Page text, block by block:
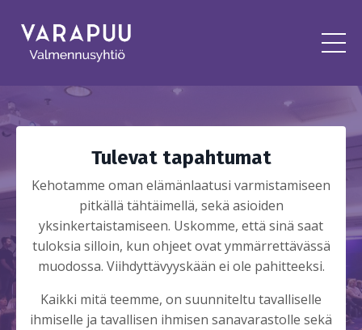
Tulevat tapahtumat
Kehotamme oman elämänlaatusi varmistamiseen
pitkällä tähtäimellä, sekä asioiden
yksinkertaistamiseen. Uskomme, että sinä saat
tuloksia silloin, kun ohjeet ovat ymmärrettävässä
muodossa. Viihdyttävyyskään ei ole pahitteeksi.
Kaikki mitä teemme, on suunniteltu tavalliselle
ihmiselle ja tavallisen ihmisen sanavarastolle sekä